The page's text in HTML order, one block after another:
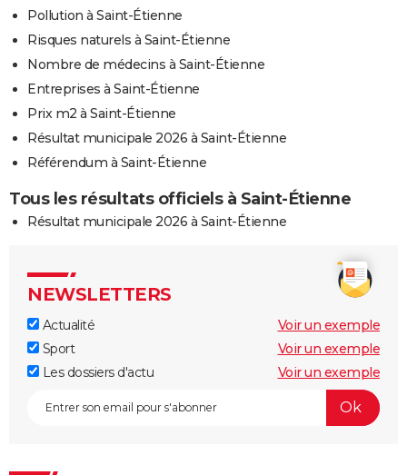
Pollution à Saint-Étienne
Risques naturels à Saint-Étienne
Nombre de médecins à Saint-Étienne
Entreprises à Saint-Étienne
Prix m2 à Saint-Étienne
Résultat municipale 2026 à Saint-Étienne
Référendum à Saint-Étienne
Tous les résultats officiels à Saint-Étienne
Résultat municipale 2026 à Saint-Étienne
NEWSLETTERS
Actualité
Voir un exemple
Sport
Voir un exemple
Les dossiers d'actu
Voir un exemple